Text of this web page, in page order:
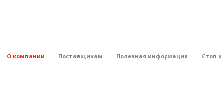
О компании Поставщикам Полезная информация Стоп